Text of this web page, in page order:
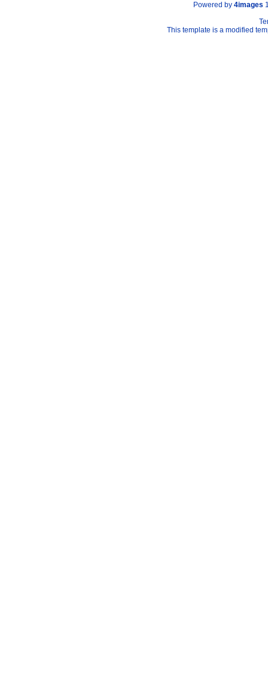
Powered by 4images
This template is a modified